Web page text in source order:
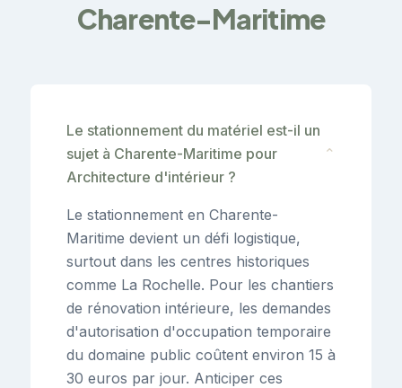
Charente-Maritime
Le stationnement du matériel est-il un
sujet à Charente-Maritime pour
Architecture d'intérieur ?
⌄
Le stationnement en Charente-
Maritime devient un défi logistique,
surtout dans les centres historiques
comme La Rochelle. Pour les chantiers
de rénovation intérieure, les demandes
d'autorisation d'occupation temporaire
du domaine public coûtent environ 15 à
30 euros par jour. Anticiper ces